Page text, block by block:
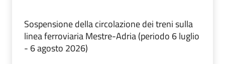
Sospensione della circolazione dei treni sulla
linea ferroviaria Mestre-Adria (periodo 6 luglio
- 6 agosto 2026)